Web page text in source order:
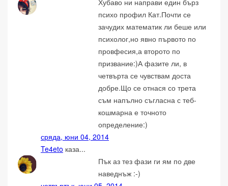
Хубаво ни направи един бърз
психо профил Кат.Почти се
зачудих математик ли беше или
психолог,но явно първото по
провфесия,а второто по
призвание:)А фазите ли, в
четвърта се чувствам доста
добре.Що се отнася со трета
съм напълно съгласна с теб-
кошмарна е точното
определение:)
сряда, юни 04, 2014
Te4eto каза...
Пък аз тез фази ги ям по две
наведнъж :-)